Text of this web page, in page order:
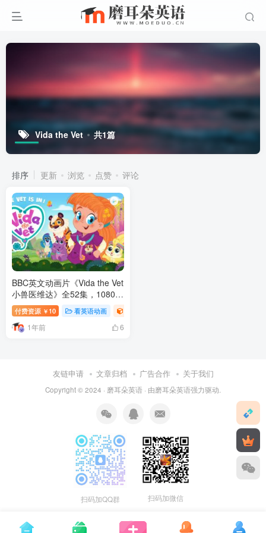
Vida the Vet 共1篇
排序 更新 浏览 点赞 评论
BBC英文动画片《Vida the Vet
小兽医维达》全52集，1080P
高清视频带英文字幕，百度网
盘下载！
付费资源 ￥ 10 看英语动画
1年前 6
友链申请 文章归档 广告合作 关于我们
Copyright © 2024 · 磨耳朵英语 · 由磨耳朵英语强力驱动.
扫码加QQ群 扫码加微信